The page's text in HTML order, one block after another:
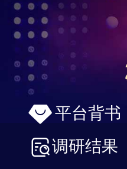
平台背书
调研结果